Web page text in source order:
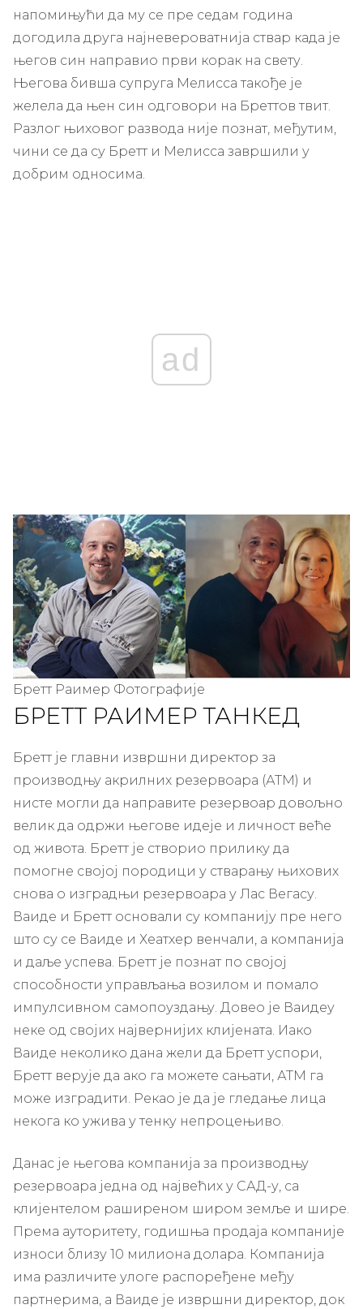
напомињући да му се пре седам година
догодила друга најневероватнија ствар када је
његов син направио први корак на свету.
Његова бивша супруга Мелисса такође је
желела да њен син одговори на Бреттов твит.
Разлог њиховог развода није познат, међутим,
чини се да су Бретт и Мелисса завршили у
добрим односима.
ad
Бретт Раимер Фотографије
БРЕТТ РАИМЕР ТАНКЕД
Бретт је главни извршни директор за
производњу акрилних резервоара (АТМ) и
нисте могли да направите резервоар довољно
велик да одржи његове идеје и личност веће
од живота. Бретт је створио прилику да
помогне својој породици у стварању њихових
снова о изградњи резервоара у Лас Вегасу.
Ваиде и Бретт основали су компанију пре него
што су се Ваиде и Хеатхер венчали, а компанија
и даље успева. Бретт је познат по својој
способности управљања возилом и помало
импулсивном самопоуздању. Довео је Ваидеу
неке од својих највернијих клијената. Иако
Ваиде неколико дана жели да Бретт успори,
Бретт верује да ако га можете сањати, АТМ га
може изградити. Рекао је да је гледање лица
некога ко ужива у тенку непроцењиво.
Данас је његова компанија за производњу
резервоара једна од највећих у САД-у, са
клијентелом раширеном широм земље и шире.
Према ауторитету, годишња продаја компаније
износи близу 10 милиона долара. Компанија
има различите улоге распоређене међу
партнерима, а Ваиде је извршни директор, док